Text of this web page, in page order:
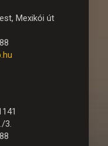
Mexikói út
3.